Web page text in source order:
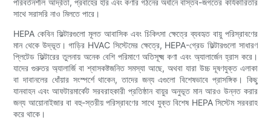
পরিবর্তনশীল আর্দ্রতা, প্রবাহের হার এবং কণার গঠনের অধীনে বাস্তব-জগতের কার্যকারিতার
সাথে সরাসরি নাও মিলতে পারে।
HEPA কেবিন ফিল্টারগুলো মূলত আবাসিক এবং চিকিৎসা ক্ষেত্রে ব্যবহৃত বায়ু পরিস্রাবণের
মান থেকে উদ্ভূত। গাড়ির HVAC সিস্টেমের ক্ষেত্রে, HEPA-গ্রেড ফিল্টারগুলো সাধারণ
প্লিটেড ফিল্টারের তুলনায় অনেক বেশি পরিমাণে অতিসূক্ষ্ম কণা এবং অ্যালার্জেন হ্রাস করে।
যাদের গুরুতর অ্যালার্জি বা শ্বাসকষ্টজনিত সমস্যা আছে, অথবা যারা উচ্চ দূষণযুক্ত এলাকা
বা দাবানলের ধোঁয়ার সংস্পর্শে থাকেন, তাদের জন্য এগুলো বিশেষভাবে প্রাসঙ্গিক। কিছু
যানবাহন এবং আফটারমার্কেট সরবরাহকারী প্রতিষ্ঠান বায়ুর অনুভূত মান আরও উন্নত করার
জন্য আয়োনাইজার বা বহু-স্তরীয় পরিস্রাবণের সাথে যুক্ত বিশেষ HEPA সিস্টেম সরবরাহ
করে থাকে।